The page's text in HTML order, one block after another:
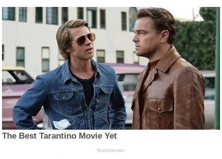
The Best Tarantino Movie Yet
Brainberries